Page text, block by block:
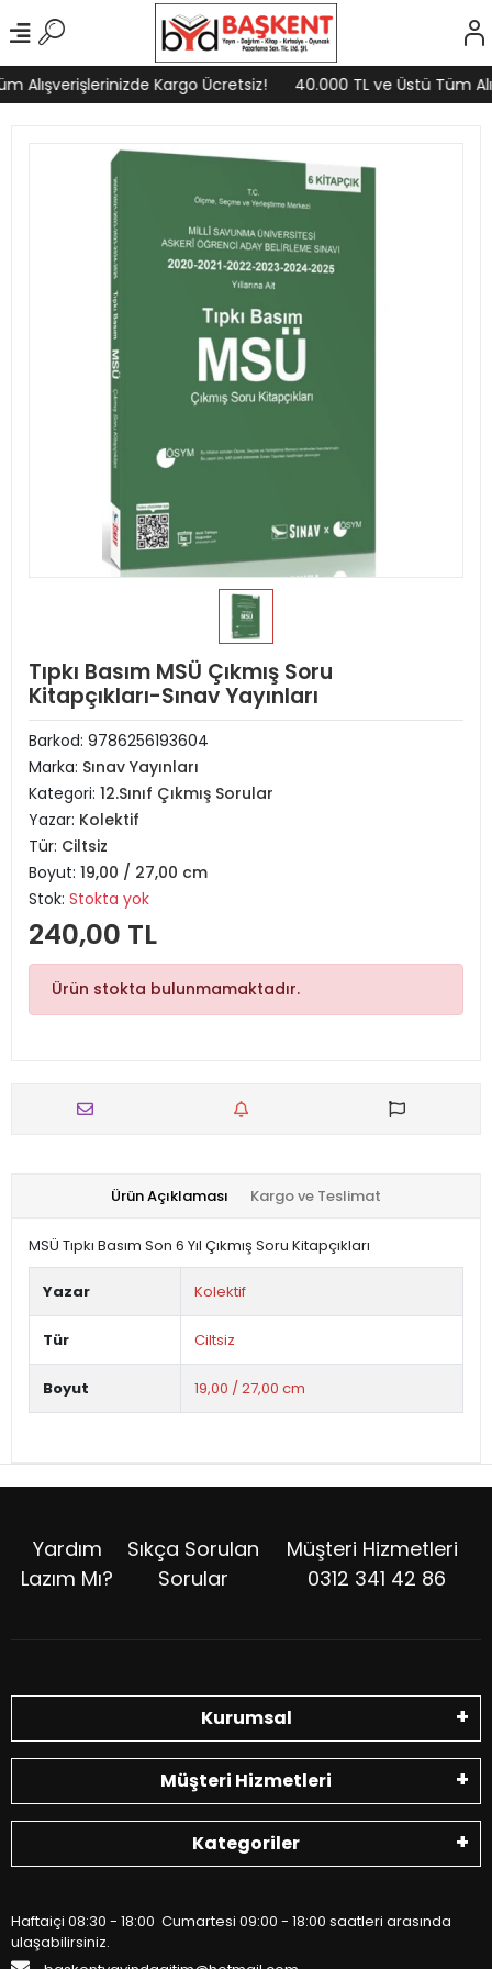
Alışverişlerinizde Kargo Ücretsiz! 40.000 TL ve Üstü Tüm
Tıpkı Basım MSÜ Çıkmış Soru
Kitapçıkları-Sınav Yayınları
Barkod: 9786256193604
Marka: Sınav Yayınları
Kategori: 12.Sınıf Çıkmış Sorular
Yazar: Kolektif
Tür: Ciltsiz
Boyut: 19,00 / 27,00 cm
Stok: Stokta yok
240,00 TL
Ürün stokta bulunmamaktadır.
Ürün Açıklaması Kargo ve Teslimat
MSÜ Tıpkı Basım Son 6 Yıl Çıkmış Soru Kitapçıkları
Yazar Kolektif
Tür Ciltsiz
Boyut 19,00 / 27,00 cm
Yardım
Lazım Mı?
Sıkça Sorulan
Sorular
Müşteri Hizmetleri
0312 341 42 86
Kurumsal
Müşteri Hizmetleri
Kategoriler
Haftaiçi 08:30 - 18:00 Cumartesi 09:00 - 18:00 saatleri arasında
ulaşabilirsiniz.